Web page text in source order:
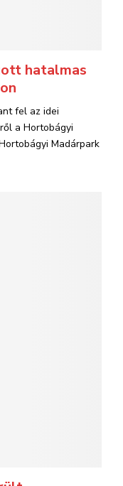
hatalmas
fel az idei
a Hortobágyi
Madárpark